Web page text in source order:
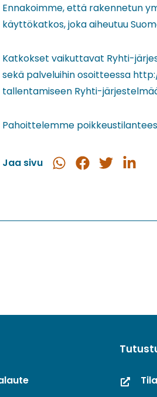
Ennakoimme, että rakennetun
käyttökatkos, joka aiheutuu
Katkokset vaikuttavat Ryhti-
sekä palveluihin osoitteessa
tallentamiseen Ryhti-
Pahoittelemme
Jaa sivu
Jaa
Jaa
Jaa
Jaa